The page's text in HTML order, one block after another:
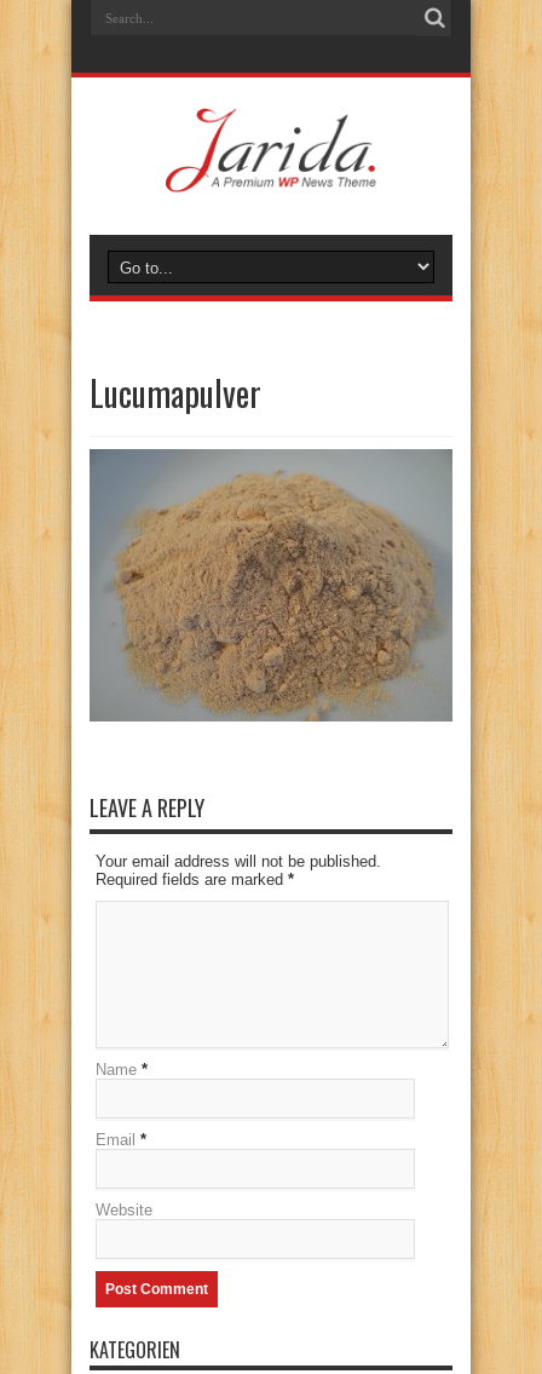
Lucumapulver
LEAVE A REPLY
Your email address will not be published.
Required fields are marked *
Name *
Email *
Website
KATEGORIEN